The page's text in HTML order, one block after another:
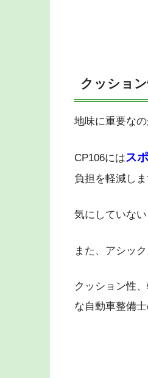
クッショ
地味に重要なの
CP106にはス
負担を軽減しま
気にしていな
また、アシッ
クッション性
な自動車整備